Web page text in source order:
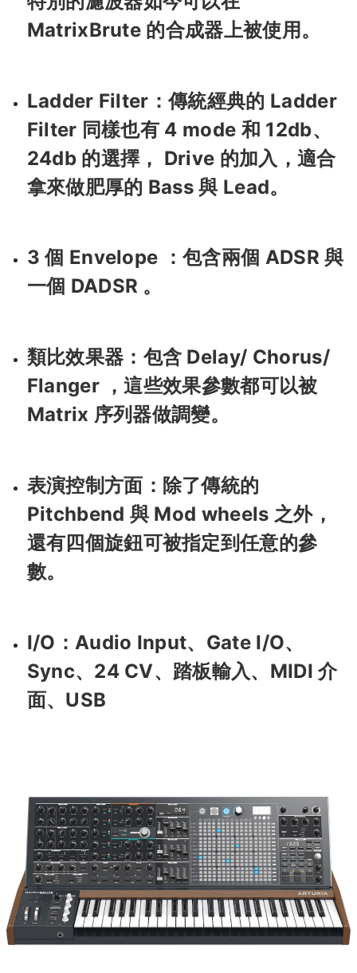
MatrixBrute 的合成器上被使用。
Ladder Filter：傳統經典的 Ladder
Filter 同樣也有 4 mode 和 12db、
24db 的選擇， Drive 的加入，適合
拿來做肥厚的 Bass 與 Lead。
3 個 Envelope ：包含兩個 ADSR 與
一個 DADSR 。
類比效果器：包含 Delay/ Chorus/
Flanger ，這些效果參數都可以被
Matrix 序列器做調變。
表演控制方面：除了傳統的
Pitchbend 與 Mod wheels 之外，
還有四個旋鈕可被指定到任意的參
數。
I/O：Audio Input、Gate I/O、
Sync、24 CV、踏板輸入、MIDI 介
面、USB